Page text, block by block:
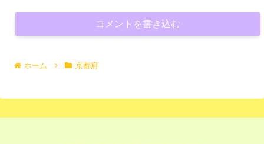
コメントを書き込む
ホーム 京都府